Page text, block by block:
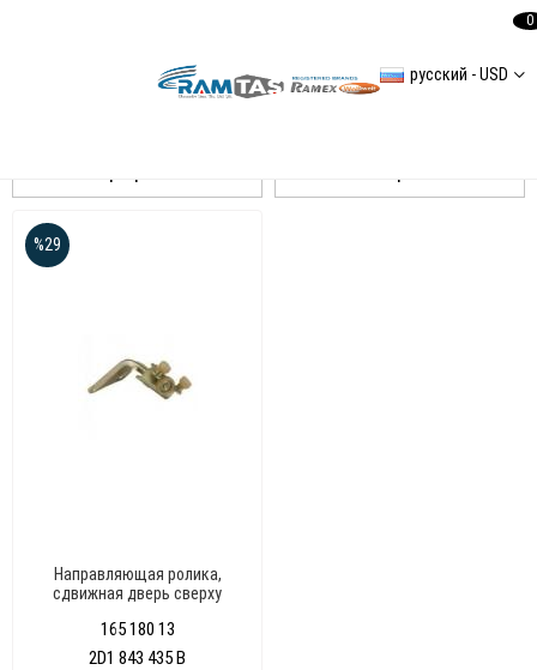
русский - USD
0
Направляющая ролика,
сдвижная дверь сверху
165 180 13
%29
2D1 843 435 B